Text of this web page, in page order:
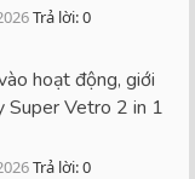
Trả lời: 0
hoạt động, giới
Super Vetro 2 in 1
Trả lời: 0